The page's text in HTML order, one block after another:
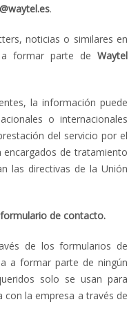
.
noticias o similares en
formar parte de Waytel
la información puede
o internacionales
del servicio por el
de tratamiento
las directivas de la Unión
de contacto.
de los formularios de
a formar parte de ningún
solo se usan para
la empresa a través de